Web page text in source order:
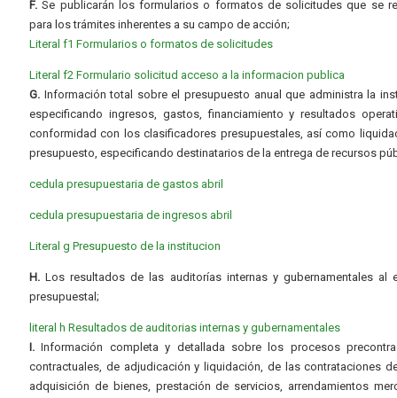
F. Se publicarán los formularios o formatos de solicitudes que se
para los trámites inherentes a su campo de acción;
Literal f1 Formularios o formatos de solicitudes
Literal f2 Formulario solicitud acceso a la informacion publica
G. Información total sobre el presupuesto anual que administra la
especificando ingresos, gastos, financiamiento y resultados
conformidad con los clasificadores presupuestales, así como
presupuesto, especificando destinatarios de la entrega de recursos
cedula presupuestaria de gastos abril
cedula presupuestaria de ingresos abril
Literal g Presupuesto de la institucion
H. Los resultados de las auditorías internas y gubernamentales al
presupuestal;
literal h Resultados de auditorias internas y gubernamentales
I. Información completa y detallada sobre los procesos
contractuales, de adjudicación y liquidación, de las contrataciones
adquisición de bienes, prestación de servicios, arrendamientos